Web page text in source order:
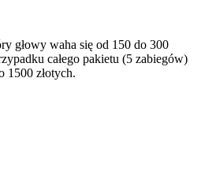
głowy waha się od 150 do 300
całego pakietu (5 zabiegów)
1500 złotych.